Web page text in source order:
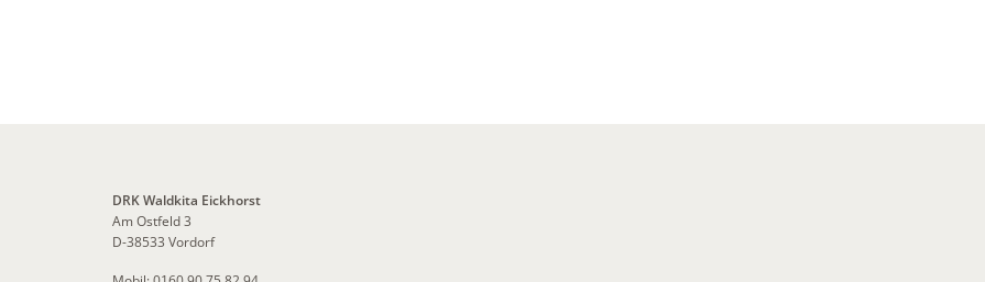
DRK Waldkita Eickhorst
Am Ostfeld 3
D-38533 Vordorf